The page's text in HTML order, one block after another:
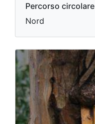
Percorso circolare
Nord